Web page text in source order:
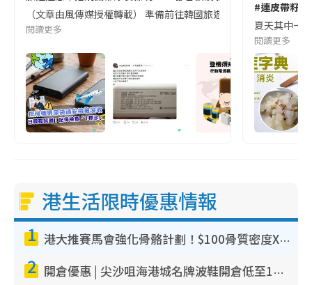
（文章由風傳媒授權轉載） 準備前往韓國旅遊的民眾，近期要
閱讀更多
#連皮帶籽
夏天其中一
閱讀更多
港生活限時優惠情報
1 港大推賽馬會強化骨骼計劃！$100骨質密度X光檢查 完成免費運動訓練送超市禮券！附參加資格
2 開倉優惠 | 尖沙咀海港城名牌波鞋開倉低至1折！On鞋$899起／Joy&Peace鞋履$98起